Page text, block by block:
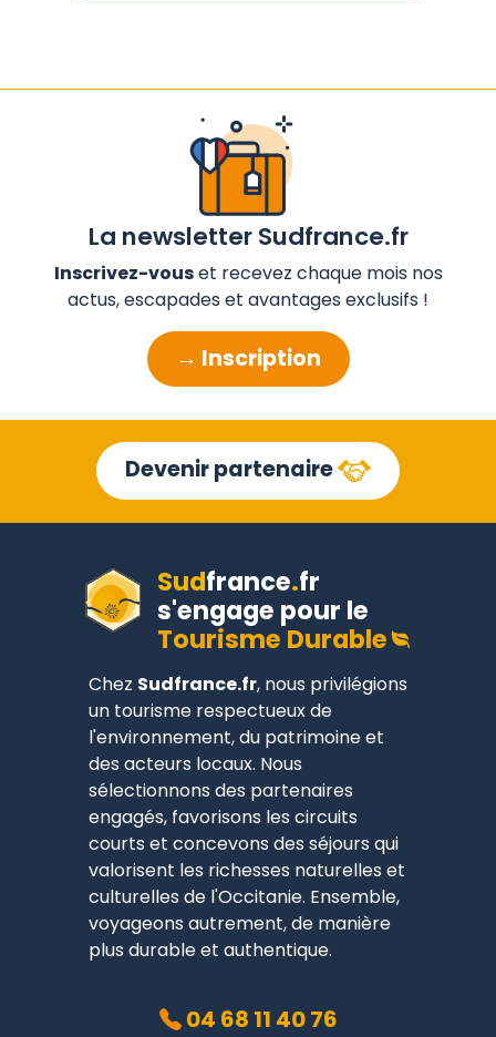
La newsletter Sudfrance.fr
Inscrivez-vouset recevez chaque mois nos
actus, escapades et avantages exclusifs !
→ Inscription
Devenir partenaire
Sudfrance.fr
s'engage pour le
Tourisme Durable
Chez Sudfrance.fr, nous privilégions
un tourisme respectueux de
l'environnement, du patrimoine et
des acteurs locaux. Nous
sélectionnons des partenaires
engagés, favorisons les circuits
courts et concevons des séjours qui
valorisent les richesses naturelles et
culturelles de l'Occitanie. Ensemble,
voyageons autrement, de manière
plus durable et authentique.
04 68 11 40 76